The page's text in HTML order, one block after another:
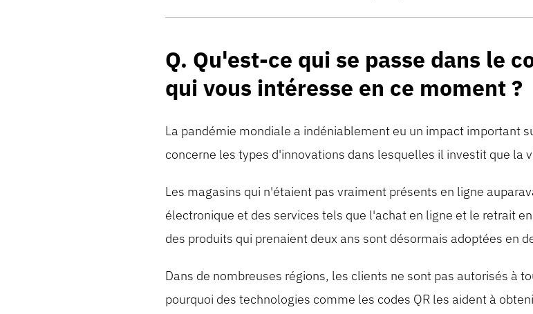
Q. Qu'est-ce qui se passe dans le
qui vous intéresse en ce moment ?
La pandémie mondiale a indéniablement eu un impact important
concerne les types d'innovations dans lesquelles il investit que la
Les magasins qui n'étaient pas vraiment présents en ligne
électronique et des services tels que l'achat en ligne et le retrait
des produits qui prenaient deux ans sont désormais adoptées en
Dans de nombreuses régions, les clients ne sont pas autorisés à
pourquoi des technologies comme les codes QR les aident à